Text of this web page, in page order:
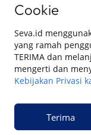
Cookie
Seva.id
yang ramah
TERIMA dan
mengerti dan
Kebijakan Privasi
Terima
Di SEVA
Tentang SEVASyarat &
Pemberitahuan Privasi
© 2023 Copyright SEVA